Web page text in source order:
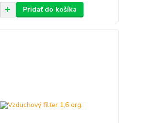
Pridať do košíka